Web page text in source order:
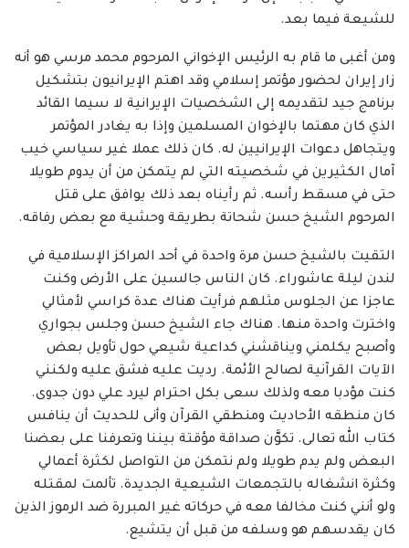
للشيعة فيما بعد.
ومن أغبى ما قام به الرئيس الإخواني المرحوم محمد مرسي هو أنه
زار إيران لحضور مؤتمر إسلامي وقد اهتم الإيرانيون بتشكيل
برنامج جيد لتقديمه إلى الشخصيات الإيرانية لا سيما القائد
الذي كان مهتما بالإخوان المسلمين وإذا به يغادر المؤتمر
ويتجاهل دعوات الإيرانيين له. كان ذلك عملا غير سياسي خيب
آمال الكثيرين في شخصيته التي لم يتمكن من أن يدوم طويلا
حتى في مسقط رأسه. ثم رأيناه بعد ذلك يوافق على قتل
المرحوم الشيخ حسن شحاتة بطريقة وحشية مع بعض رفاقه.
التقيت بالشيخ حسن مرة واحدة في أحد المراكز الإسلامية في
لندن ليلة عاشوراء. كان الناس جالسين على الأرض وكنت
عاجزا عن الجلوس مثلهم فرأيت هناك عدة كراسي لأمثالي
واخترت واحدة منها. هناك جاء الشيخ حسن وجلس بجواري
وأصبح يكلمني ويناقشني كداعية شيعي حول تأويل بعض
الآيات القرآنية لصالح الأئمة. رديت عليه فشق عليه ولكنني
كنت مؤدبا معه ولذلك سعى بكل احترام ليرد علي دون جدوى.
كان منطقه الأحاديث ومنطقي القرآن وأنى للحديث أن ينافس
كتاب الله تعالى. تكوَّن صداقة مؤقتة بيننا وتعرفنا على بعضنا
البعض ولم يدم طويلا ولم نتمكن من التواصل لكثرة أعمالي
وكثرة انشغاله بالتجمعات الشيعية الجديدة. تألمت لمقتله
ولو أنني كنت مخالفا معه في حركاته غير المبررة ضد الرموز الذين
كان يقدسهم هو وسلفه من قبل أن يتشيع.